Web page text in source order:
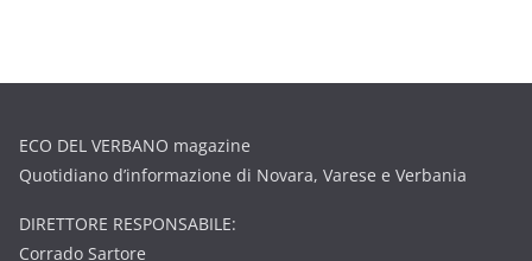
ECO DEL VERBANO magazine
Quotidiano d’informazione di Novara, Varese e Verbania
DIRETTORE RESPONSABILE:
Corrado Sartore